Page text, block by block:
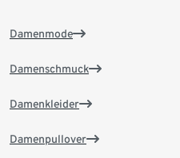
Damenmode
Damenschmuck
Damenkleider
Damenpullover